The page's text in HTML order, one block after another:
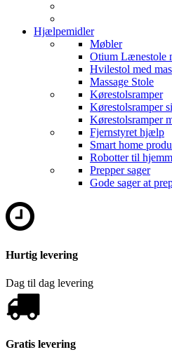
Hjælpemidler
Møbler
Otium Lænestole
Hvilestol med
Massage Stole
Kørestolsramper
Kørestolsramper
Kørestolsramper
Fjernstyret hjælp
Smart home
Robotter til
Prepper sager
Gode sager at
Hurtig levering
Dag til dag levering
Gratis levering